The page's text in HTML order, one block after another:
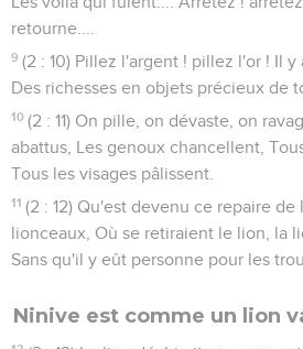
retourne....
9 (2 : 10) Pillez l'argent ! pillez l'or ! Il y
Des richesses en objets précieux de
10 (2 : 11) On pille, on dévaste, on
abattus, Les genoux chancellent,
Tous les visages pâlissent.
11 (2 : 12) Qu'est devenu ce repaire
lionceaux, Où se retiraient le lion, la
Sans qu'il y eût personne pour les
Ninive est comme un lion